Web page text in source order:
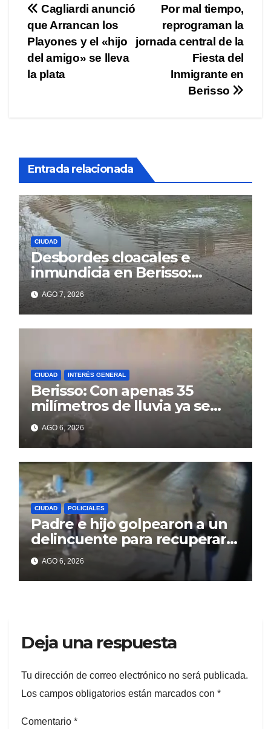
Navegación
de
entradas
Por mal tiempo,
reprograman la
jornada central de la
Fiesta del
Inmigrante en
Berisso
Cagliardi anunció
que Arrancan los
Playones y el «hijo
del amigo» se lleva
la plata
Entrada relacionada
CIUDAD
Desbordes cloacales e
inmundicia en Berisso:
colapso de la red en la calle
14AGO 7, 2026
CIUDAD INTERÉS GENERAL
Berisso: Con apenas 35
milímetros de lluvia ya se
sienten los problemas
AGO 6, 2026
CIUDAD POLICIALES
Padre e hijo golpearon a un
delincuente para recuperar
un celular robado en Berisso
AGO 6, 2026
Deja una respuesta
Tu dirección de correo electrónico no será publicada.
Los campos obligatorios están marcados con *
Comentario *